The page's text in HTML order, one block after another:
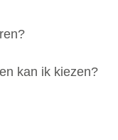
kan ik kiezen?